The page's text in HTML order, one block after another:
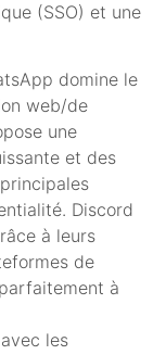
(SSO) et une
domine le
web/de
une
et des
Discord
à leurs
de
à
les